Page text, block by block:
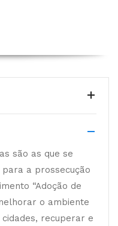
são as que se
a prossecução
“Adoção de
o ambiente
recuperar e